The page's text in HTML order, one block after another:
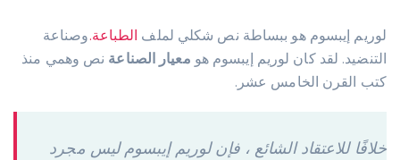
لوريم إيبسوم هو ببساطة نص شكلي لملف الطباعة.وصناعة
التنضيد. لقد كان لوريم إيبسوم هو معيار الصناعة نص وهمي منذ
كتب القرن الخامس عشر.
خلافًا للاعتقاد الشائع ، فإن لوريم إيبسوم ليس مجرد